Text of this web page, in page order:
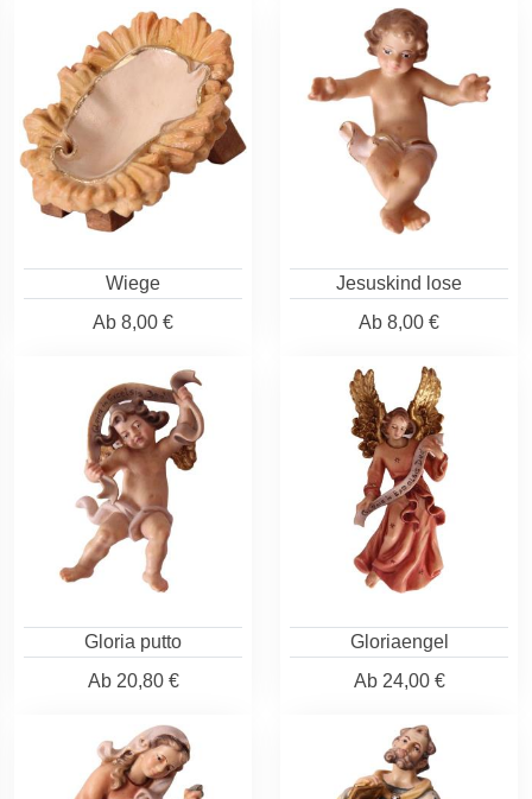
Wiege
Ab 8,00 €
Jesuskind lose
Ab 8,00 €
Gloria putto
Ab20,80 €
Gloriaengel
Ab24,00 €